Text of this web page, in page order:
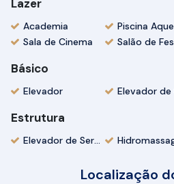
Lazer
Academia Piscina
Sala de Cinema
Salão de
Básico
Elevador Elevador de
Estrutura
Elevador de Serviço
Localização